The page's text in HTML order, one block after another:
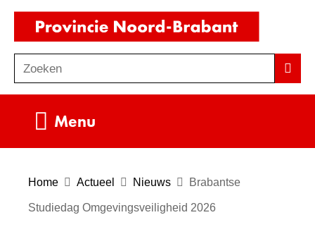
Ga
de
inhoud
o
e
Zoeken
Menu
Home Actueel Nieuws Brabantse
Studiedag Omgevingsveiligheid 2026